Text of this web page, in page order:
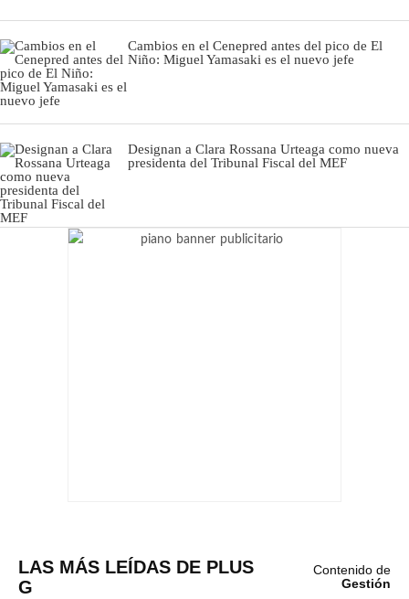
Cambios en el Cenepred antes del pico de El
Niño: Miguel Yamasaki es el nuevo jefe
Designan a Clara Rossana Urteaga como nueva
presidenta del Tribunal Fiscal del MEF
LAS MÁS LEÍDAS DE PLUS
G
Contenido de
Gestión